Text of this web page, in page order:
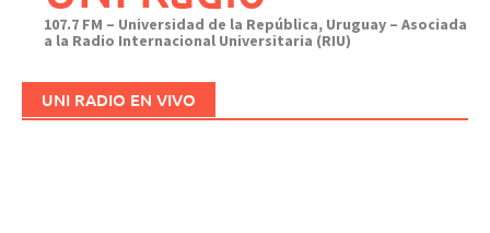
107.7 FM – Universidad de la República, Uruguay – Asociada
a la Radio Internacional Universitaria (RIU)
UNI RADIO EN VIVO